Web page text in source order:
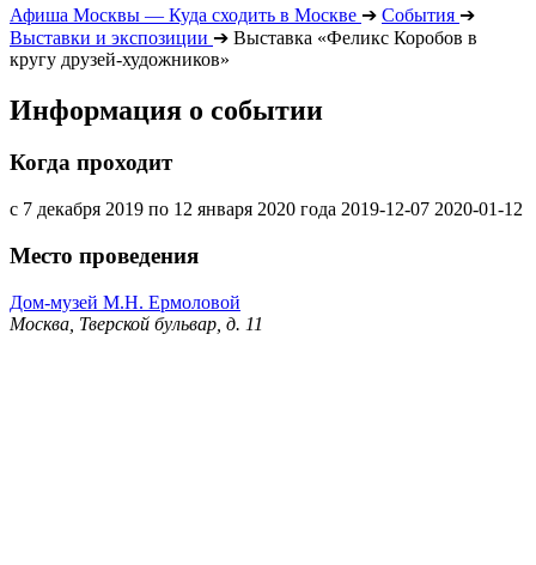
Афиша Москвы — Куда сходить в Москве ➔ События ➔
Выставки и экспозиции ➔ Выставка «Феликс Коробов в
кругу друзей-художников»
Информация о событии
Когда проходит
с 7 декабря 2019 по 12 января 2020 года 2019-12-07 2020-01-12
Место проведения
Дом-музей М.Н. Ермоловой
Москва, Тверской бульвар, д. 11